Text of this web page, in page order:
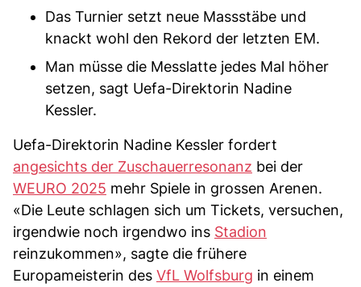
Das Turnier setzt neue Massstäbe und
knackt wohl den Rekord der letzten EM.
Man müsse die Messlatte jedes Mal höher
setzen, sagt Uefa-Direktorin Nadine
Kessler.
Uefa-Direktorin Nadine Kessler fordert
angesichts der Zuschauerresonanz bei der
WEURO 2025 mehr Spiele in grossen Arenen.
«Die Leute schlagen sich um Tickets, versuchen,
irgendwie noch irgendwo ins Stadion
reinzukommen», sagte die frühere
Europameisterin des VfL Wolfsburg in einem